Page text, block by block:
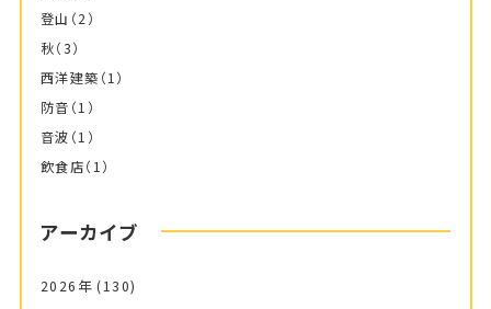
登山 （2）
秋（3）
西洋建築 （1）
防音 （1）
音波 （1）
飲食店（1）
アーカイブ
2026年 (130)